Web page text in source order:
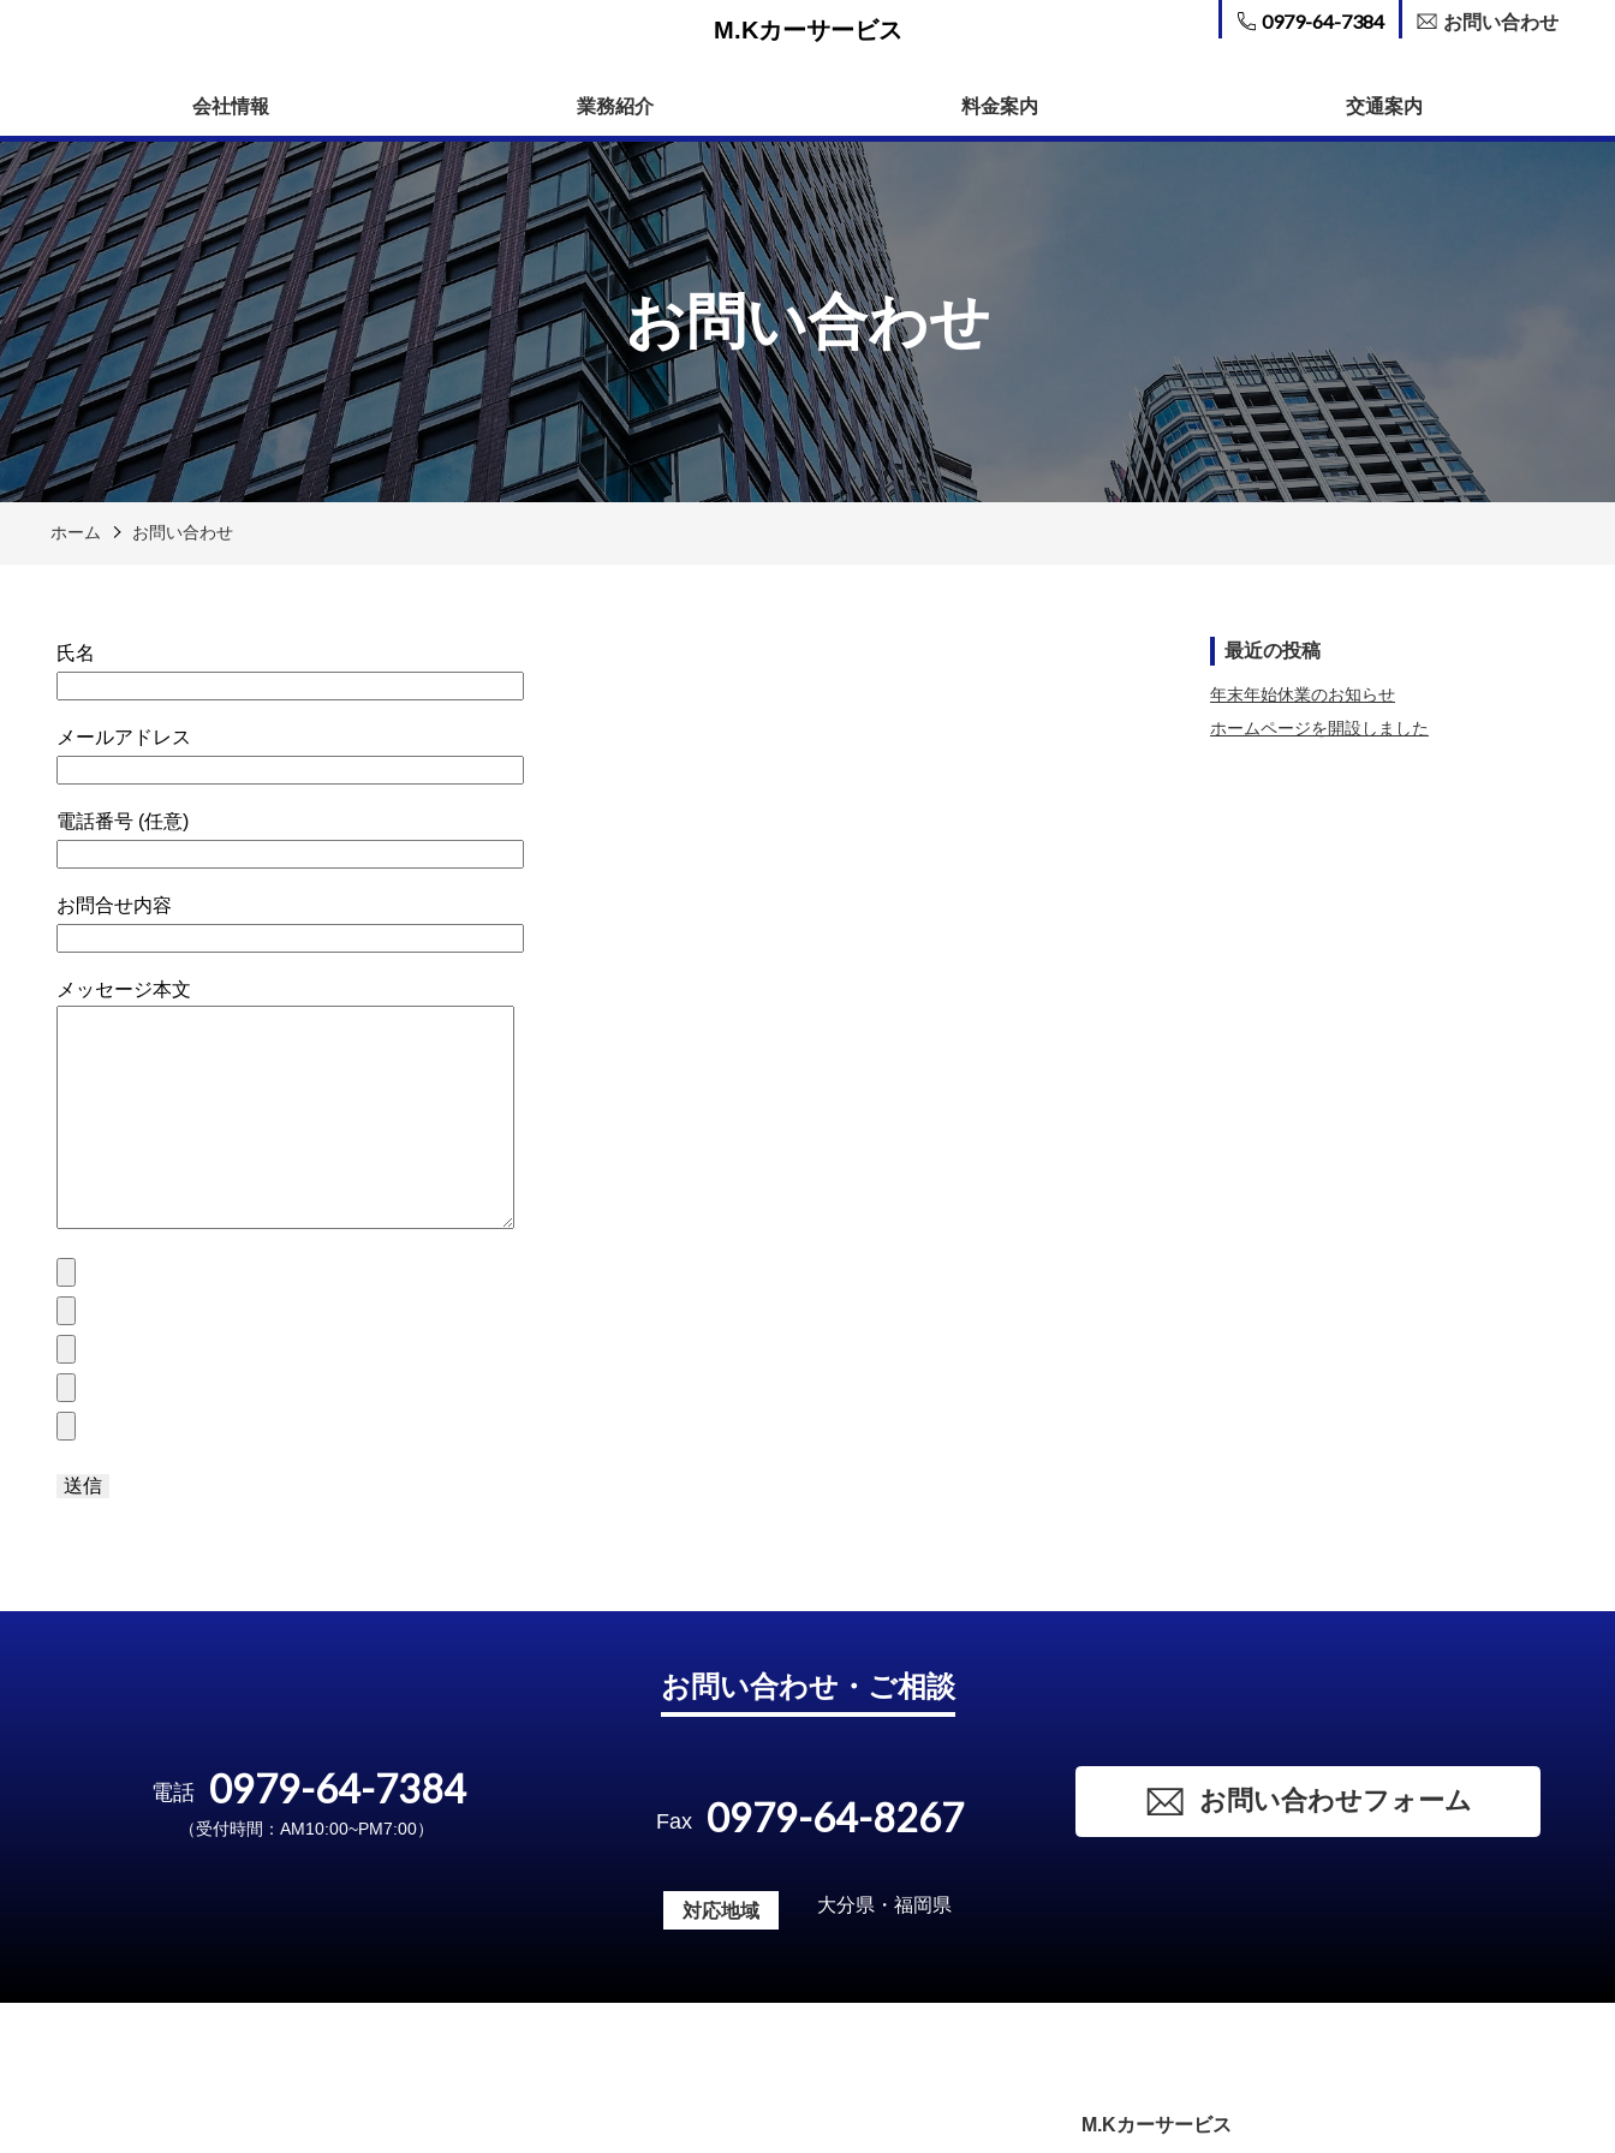
M.Kカーサービス
会社情報 業務紹介 料金案内 交通案内
0979-64-7384 お問い合わせ
お問い合わせ
ホーム お問い合わせ
氏名
メールアドレス
電話番号 (任意)
お問合せ内容
メッセージ本文
最近の投稿
年末年始休業のお知らせ
ホームページを開設しました
お問い合わせ・ご相談
電話 0979-64-7384
（受付時間：AM10:00~PM7:00） Fax 0979-64-8267 お問い合わせフォーム
対応地域 大分県・福岡県
M.Kカーサービス